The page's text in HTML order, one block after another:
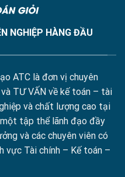
NGHIỆP HÀNG ĐẦU
ATC là đơn vị chuyên
TƯ VẤN về kế toán – tài
và chất lượng cao tại
tập thể lãnh đạo đầy
và các chuyên viên có
vực Tài chính – Kế toán –